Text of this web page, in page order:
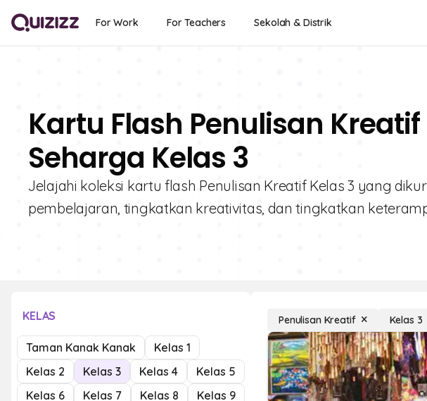
For Work For Teachers Sekolah & Distrik
Kartu Flash Penulisan
Seharga Kelas 3
Jelajahi koleksi kartu flash Penulisan Kreatif Kelas 3 yang
pembelajaran, tingkatkan kreativitas, dan tingkatkan
KELAS
Taman Kanak Kanak
Kelas 1
Kelas 2
Kelas 3 Kelas 4
Kelas 5
Kelas 6
Kelas 7 Kelas 8
Kelas 9
Penulisan Kreatif Kelas 3